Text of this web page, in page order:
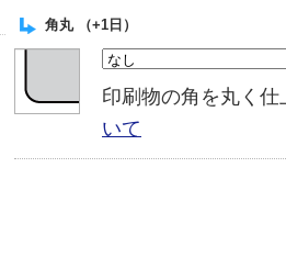
角丸 （+1日）
印刷物の角を丸く
いて